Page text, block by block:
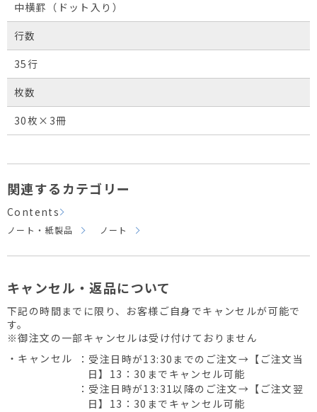
中横罫（ドット入り）
行数
35行
枚数
30枚×3冊
関連するカテゴリー
Contents
ノート・紙製品 ノート
キャンセル・返品について
下記の時間までに限り、お客様ご自身でキャンセルが可能で
す。
※御注文の一部キャンセルは受け付けておりません
・キャンセル
：受注日時が13:30までのご注文→【ご注文当
日】13：30までキャンセル可能
：受注日時が13:31以降のご注文→【ご注文翌
日】13：30までキャンセル可能